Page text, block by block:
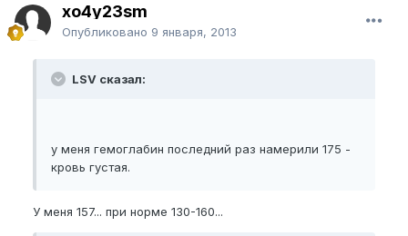
xo4y23sm
Опубликовано 9 января, 2013
LSV сказал:
у меня гемоглабин последний раз намерили 175 -
кровь густая.
У меня 157... при норме 130-160...